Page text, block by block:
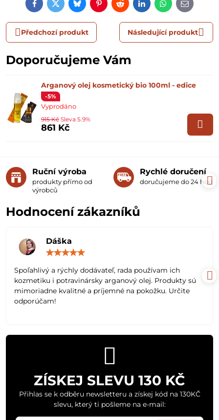
FacebookTwitterBlueskyPinterestRedditLinkedInWhatsApp
E-
mail
Předchozí produkt Následující produkt
Doporučujeme Vám
Arganový olej kosmetický bio 100ml - edice
-5%
Vyprodáno
861 Kč
915 Kč Sleva 5.9%
Ruční výroba
produkty přímo od
výrobců
Rychlé doručení
doručujeme do 24 hodin
Hodnocení zákazníků
Dáška
5
Spoľahlivý a rýchly dodávateľ, rada používam ich
kozmetiku i potravinársky arganový olej. Produkty sú
mimoriadne kvalitné a príjemné na pokožku. Určite
odporúčam!
ZÍSKEJ SLEVU 130 KČ
Přihlas se k odběru newsletteru a získej kód na 130KČ
slevu, který ti pošleme na e-mail: